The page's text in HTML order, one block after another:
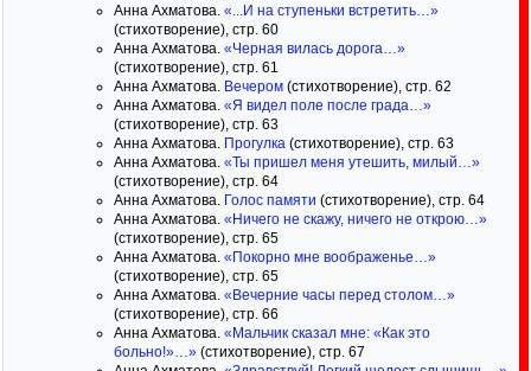
Анна Ахматова. «...И на ступеньки встретить…»
(стихотворение), стр. 60
Анна Ахматова. «Черная вилась дорога…»
(стихотворение), стр. 61
Анна Ахматова. Вечером (стихотворение), стр. 62
Анна Ахматова. «Я видел поле после града…»
(стихотворение), стр. 63
Анна Ахматова. Прогулка (стихотворение), стр. 63
Анна Ахматова. «Ты пришел меня утешить, милый…»
(стихотворение), стр. 64
Анна Ахматова. Голос памяти (стихотворение), стр. 64
Анна Ахматова. «Ничего не скажу, ничего не открою…»
(стихотворение), стр. 65
Анна Ахматова. «Покорно мне воображенье…»
(стихотворение), стр. 65
Анна Ахматова. «Вечерние часы перед столом…»
(стихотворение), стр. 66
Анна Ахматова. «Мальчик сказал мне: «Как это
больно!»…» (стихотворение), стр. 67